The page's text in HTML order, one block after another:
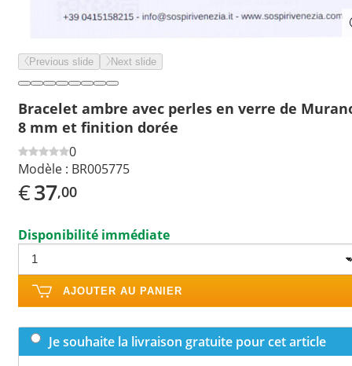
Previous slide Next slide
Bracelet ambre avec perles en verre de
8 mm et finition dorée
0
Modèle : BR005775
€37,00
Disponibilité immédiate
AJOUTER AU PANIER
Je souhaite la livraison gratuite pour cet article